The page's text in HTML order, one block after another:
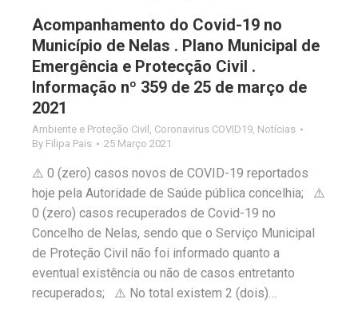
Acompanhamento do Covid-19 no
Município de Nelas . Plano Municipal de
Emergência e Protecção Civil .
Informação nº 359 de 25 de março de
2021
Ambiente e Proteção Civil , Coronavirus COVID19, Notícias
By Filipa Pais 25 Março 2021
⚠️ 0 (zero) casos novos de COVID-19 reportados
hoje pela Autoridade de Saúde pública concelhia; ⚠️
0 (zero) casos recuperados de Covid-19 no
Concelho de Nelas, sendo que o Serviço Municipal
de Proteção Civil não foi informado quanto a
eventual existência ou não de casos entretanto
recuperados; ⚠️ No total existem 2 (dois)…